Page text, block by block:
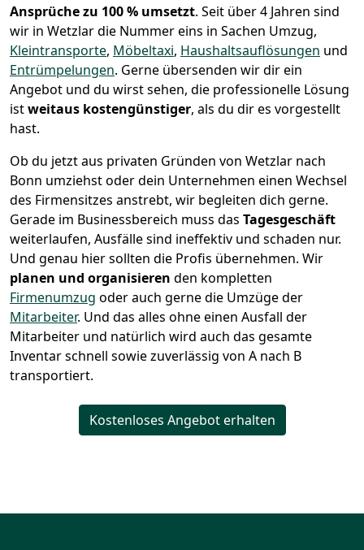
Ansprüche zu 100 % umsetzt. Seit über 4 Jahren sind
wir in Wetzlar die Nummer eins in Sachen Umzug,
Kleintransporte, Möbeltaxi, Haushaltsauflösungen und
Entrümpelungen. Gerne übersenden wir dir ein
Angebot und du wirst sehen, die professionelle Lösung
istweitaus kostengünstiger, als du dir es vorgestellt
hast.
Ob du jetzt aus privaten Gründen von Wetzlar nach
Bonn umziehst oder dein Unternehmen einen Wechsel
des Firmensitzes anstrebt, wir begleiten dich gerne.
Gerade im Businessbereich muss das Tagesgeschäft
weiterlaufen, Ausfälle sind ineffektiv und schaden nur.
Und genau hier sollten die Profis übernehmen. Wir
planen und organisieren den kompletten
Firmenumzug oder auch gerne die Umzüge der
Mitarbeiter. Und das alles ohne einen Ausfall der
Mitarbeiter und natürlich wird auch das gesamte
Inventar schnell sowie zuverlässig von A nach B
transportiert.
Kostenloses Angebot erhalten